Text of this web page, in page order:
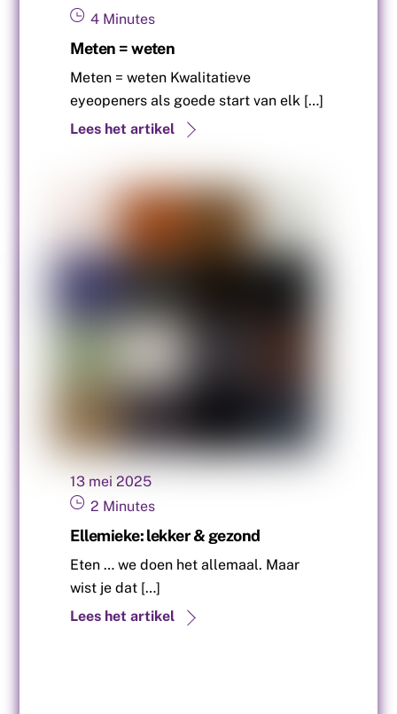
4 Minutes
Meten = weten
Meten = weten Kwalitatieve
eyeopeners als goede start van elk […]
Lees het artikel
13 mei 2025
2 Minutes
Ellemieke: lekker & gezond
Eten … we doen het allemaal. Maar
wist je dat […]
Lees het artikel